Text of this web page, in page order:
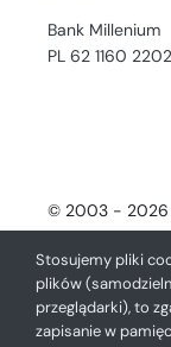
Bank Millenium
PL 62 1160
© 2003 - 2026
Stosujemy pliki
plików
przeglądarki), to
zapisanie w